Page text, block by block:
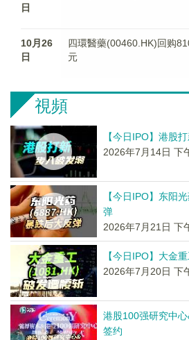
日
10月26
日
四環醫藥(00460.HK)回购
元
視頻
【今日IPO】港股
2026年7月14日 下
【今日IPO】东阳
弹
2026年7月21日 下
【今日IPO】大金
2026年7月20日 下
港股100强研究中
签约